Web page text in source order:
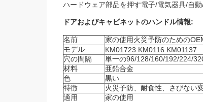
ハードウェア部品を押す電子/電気器具/自
ドアおよびキャビネットのハンドル情報:
名前
家の使用火災予防のための
モデル
KM01723 KM0116 KM01137
穴の間隔
単一の96/128/160/192/224/
材料
亜鉛合金
色
黒い
特徴
火災予防、耐食性、さびない
適用
家の使用